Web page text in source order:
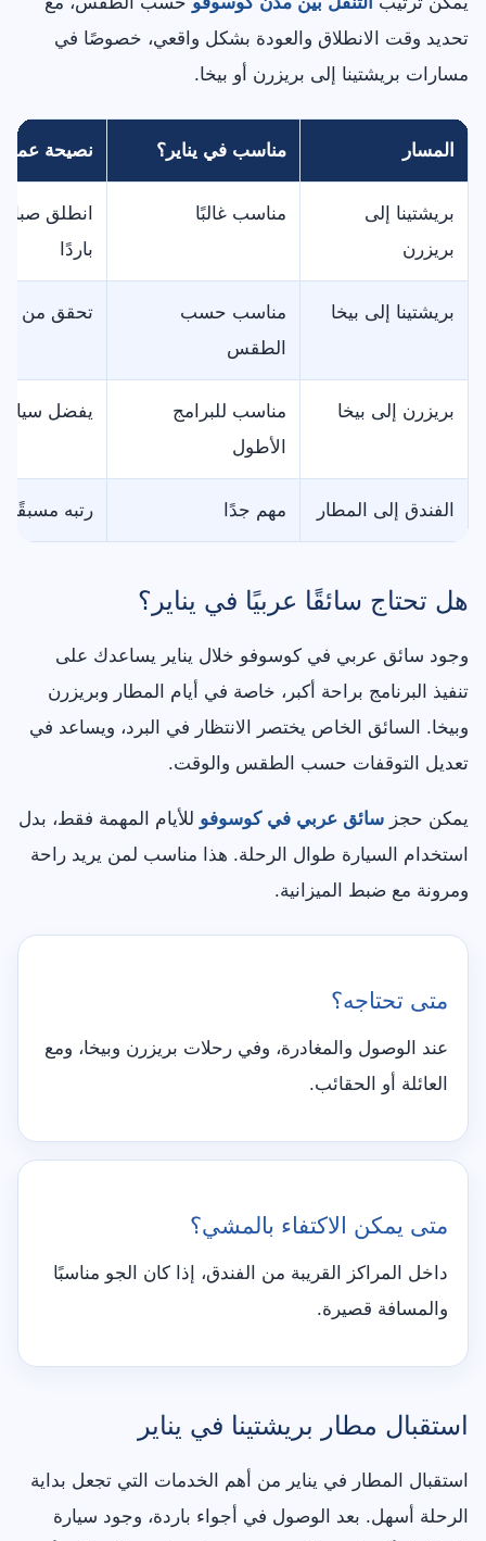
تحديد وقت الانطلاق والعودة بشكل واقعي، خصوصًا في
مسارات بريشتينا إلى بريزرن أو بيخا.
المسار مناسب في يناير؟ نصيحة
بريشتينا إلى
بريزرن
مناسب غالبًا
انطلق
باردًا
بريشتينا إلى بيخا
مناسب حسب
الطقس
تحقق من
بريزرن إلى بيخا
مناسب للبرامج
الأطول
يفضل سيارة
الفندق إلى المطار مهم جدًا رتبه
هل تحتاج سائقًا عربيًا في يناير؟
وجود سائق عربي في كوسوفو خلال يناير يساعدك على
تنفيذ البرنامج براحة أكبر، خاصة في أيام المطار وبريزرن
وبيخا. السائق الخاص يختصر الانتظار في البرد، ويساعد في
تعديل التوقفات حسب الطقس والوقت.
يمكن حجز سائق عربي في كوسوفو للأيام المهمة فقط، بدل
استخدام السيارة طوال الرحلة. هذا مناسب لمن يريد راحة
ومرونة مع ضبط الميزانية.
متى تحتاجه؟
عند الوصول والمغادرة، وفي رحلات بريزرن وبيخا، ومع
العائلة أو الحقائب.
متى يمكن الاكتفاء بالمشي؟
داخل المراكز القريبة من الفندق، إذا كان الجو مناسبًا
والمسافة قصيرة.
استقبال مطار بريشتينا في يناير
استقبال المطار في يناير من أهم الخدمات التي تجعل بداية
الرحلة أسهل. بعد الوصول في أجواء باردة، وجود سيارة